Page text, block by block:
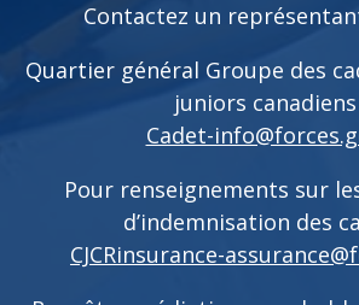
Contactez un
Quartier général Groupe des
juniors canadiens
Cadet-
Pour renseignements sur
d’indemnisation des
CJCRinsurance-